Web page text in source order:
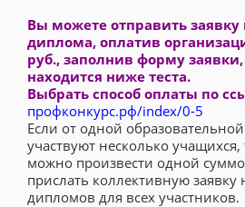
Вы можете отправить
диплома, оплатив
руб., заполнив форму заявки,
находится ниже теста.
Выбрать способ оплаты по
профконкурс.рф/index/0-5
Если от одной
участвуют несколько учащихся,
можно произвести одной
прислать коллективную
дипломов для всех участников.